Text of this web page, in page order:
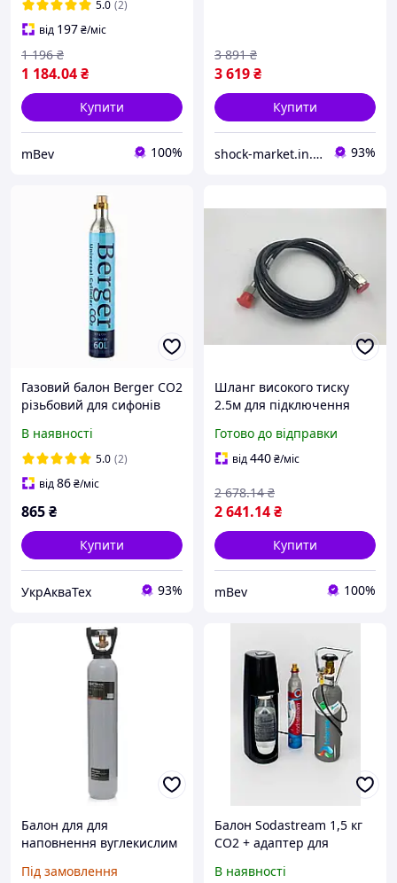
CO2 для акваріума
5.0 (2)
від 197₴/міс
1 184.04₴
1 196 ₴
Купити
mBev 100%
3 619₴
3 891 ₴
Купити
shock-market.in.ua 93%
Газовий балон Berger CO2
різьбовий для сифонів
ome
В наявності
5.0 (2)
від86₴/міс
865₴
Купити
УкрАкваТех 93%
Шланг високого тиску
2.5м для підключення
газованої води, різьба
СП21.8 - TR21-4
Готово до відправки
від440₴/міс
2 641.14₴
2 678.14 ₴
Купити
mBev 100%
Балон для для
наповнення вуглекислим
KD1830 балон для газу
Під замовлення
Балон Sodastream 1,5 кг
CO2 + адаптер для
В наявності